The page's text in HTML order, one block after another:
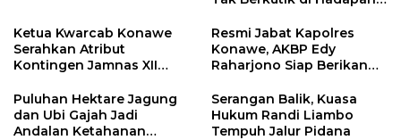
Ketua Kwarcab Konawe
Serahkan Atribut
Kontingen Jamnas XII
Resmi Jabat Kapolres
Konawe, AKBP Edy
Raharjono Siap Berikan
Puluhan Hektare Jagung
dan Ubi Gajah Jadi
Andalan Ketahanan
Serangan Balik, Kuasa
Hukum Randi Liambo
Tempuh Jalur Pidana